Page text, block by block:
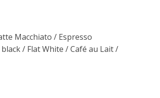
Macchiato / Espresso
/ Flat White / Café au Lait /